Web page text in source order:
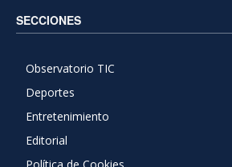
SECCIONES
Observatorio TIC
Deportes
Entretenimiento
Editorial